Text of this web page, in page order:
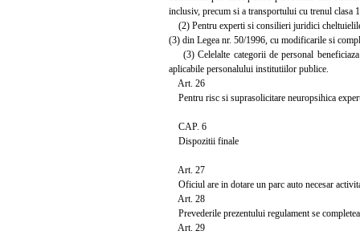
inclusiv, precum si a transportului cu trenul clasa
(2) Pentru experti si consilieri juridici
(3) din Legea nr. 50/1996, cu modificarile si
(3) Celelalte categorii de personal
aplicabile personalului institutiilor publice.
Art. 26
Pentru risc si suprasolicitare neuropsihica
CAP. 6
Dispozitii finale
Art. 27
Oficiul are in dotare un parc auto necesar
Art. 28
Prevederile prezentului regulament se
Art. 29